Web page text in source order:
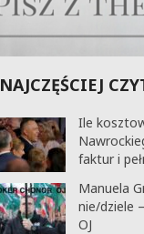
NAJCZĘŚCIEJ
Ile
faktur i
Manuela
nie/dziele
OJ